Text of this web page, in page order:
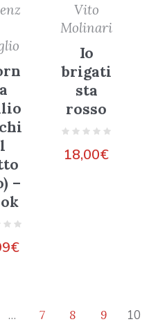
–
€
Vito
Molinari
Io
brigati
sta
rosso
18,00€
… 7 8 9 10